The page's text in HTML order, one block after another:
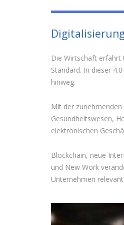
Die Wirtschaft erfährt
Standard. In dieser
hinweg.
Mit der
Gesundheitswesen,
elektronischen
Blockchain, neue
und New Work
Unternehmen